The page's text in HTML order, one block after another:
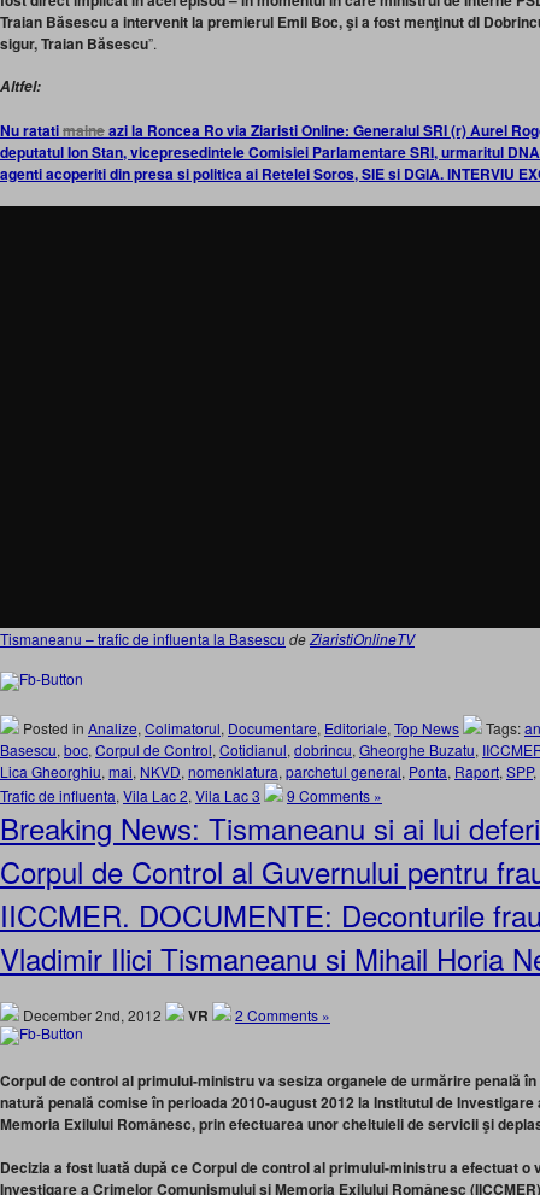
Traian Băsescu a intervenit la premierul Emil Boc, şi a fost menţinut dl
sigur, Traian Băsescu”.
Altfel:
Nu ratatimaineazi la Roncea Ro via Ziaristi Online: Generalul SRI (r) Aurel
deputatul Ion Stan, vicepresedintele Comisiei Parlamentare SRI, urmaritul
agenti acoperiti din presa si politica ai Retelei Soros, SIE si DGIA. INTERVIU
Tismaneanu – trafic de influenta la Basescu deZiaristiOnlineTV
Posted in Analize, Colimatorul, Documentare, Editoriale, Top News Tags:
Basescu, boc, Corpul de Control, Cotidianul, dobrincu, Gheorghe Buzatu,
Lica Gheorghiu, mai, NKVD, nomenklatura, parchetul general, Ponta, Raport, SPP,
Trafic de influenta, Vila Lac 2, Vila Lac 3 9 Comments »
Breaking News: Tismaneanu si ai lui
Corpul de Control al Guvernului pentru
IICCMER. DOCUMENTE: Deconturile
Vladimir Ilici Tismaneanu si Mihail Horia
December 2nd, 2012 VR 2 Comments »
Corpul de control al primului-ministru va sesiza organele de urmărire penală
natură penală comise în perioada 2010-august 2012 la Institutul de
Memoria Exilului Românesc, prin efectuarea unor cheltuieli de servicii şi
Decizia a fost luată după ce Corpul de control al primului-ministru a efectuat o
Investigare a Crimelor Comunismului şi Memoria Exilului Românesc